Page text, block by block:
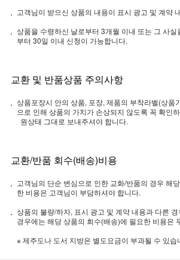
고객님이 받으신 상품의 내용이 표시 광고 및 계약
상품을 수령하신 날로부터 3개월 이내 또는 그 사실
부터 30일 이내 신청이 가능합니다.
교환 및 반품상품 주의사항
상품포장시 안의 상품, 포장, 제품의 부착라벨(상품
으로 인해 상품의 가치가 손상되지 않도록 꼭 확인
원상태 그대로 보내주셔야 합니다.
교환/반품 회수(배송)비용
고객님의 단순 변심으로 인한 교화/반품의 경우 해
한 비용은 고객님이 부담하셔야 합니다.
상품의 불량/하자, 표시 광고 및 계약 내용과 다른
경우에는 해당 상품의 회수(배송)에 필요한 비용은
※ 제주도나 도서 지방은 별도요금이 부과될 수 있습